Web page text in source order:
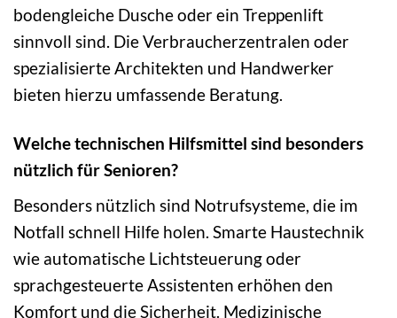
bodengleiche Dusche oder ein Treppenlift
sinnvoll sind. Die Verbraucherzentralen oder
spezialisierte Architekten und Handwerker
bieten hierzu umfassende Beratung.
Welche technischen Hilfsmittel sind besonders
nützlich für Senioren?
Besonders nützlich sind Notrufsysteme, die im
Notfall schnell Hilfe holen. Smarte Haustechnik
wie automatische Lichtsteuerung oder
sprachgesteuerte Assistenten erhöhen den
Komfort und die Sicherheit. Medizinische